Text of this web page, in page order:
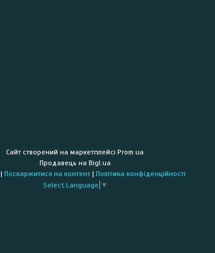
Сайт створений на маркетплейсі Prom.ua
Продавець на Bigl.ua
Servis-Opt | Поскаржитися на контент | Політика конфіденційності
Select Language ▼